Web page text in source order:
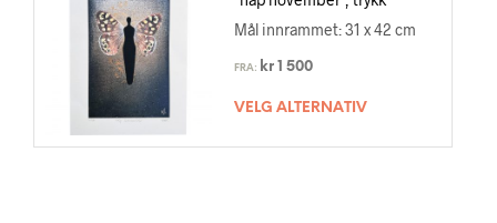
Mål innrammet: 31 x 42 cm
FRA: kr 1 500
VELG ALTERNATIV